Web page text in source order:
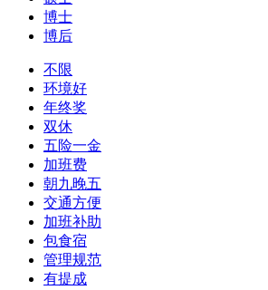
博士
博后
不限
环境好
年终奖
双休
五险一金
加班费
朝九晚五
交通方便
加班补助
包食宿
管理规范
有提成